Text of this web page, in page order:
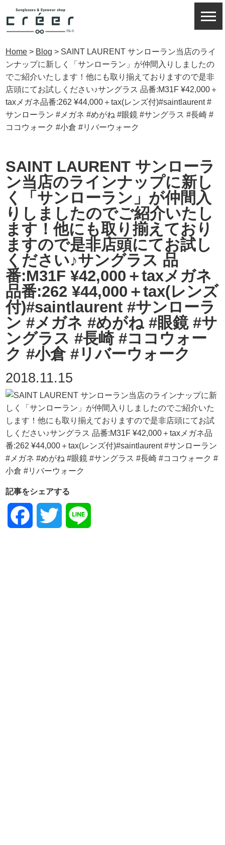
Home > Blog > SAINT LAURENT サンローラン当店のライ
ンナップに新しく「サンローラン」が仲間入りしましたの
でご紹介いたします！他にも取り揃えておりますので是非
店頭にてお試しください♪サングラス 品番:M31F ¥42,000＋
taxメガネ品番:262 ¥44,000＋tax(レンズ付)#saintlaurent #
サンローラン #メガネ #めがね #眼鏡 #サングラス #長崎 #
ココウォーク #小倉 #リバーウォーク
SAINT LAURENT サンローラ
ン当店のラインナップに新し
く「サンローラン」が仲間入
りしましたのでご紹介いたし
ます！他にも取り揃えており
ますので是非店頭にてお試し
ください♪サングラス 品
番:M31F ¥42,000＋taxメガネ
品番:262 ¥44,000＋tax(レンズ
付)#saintlaurent #サンローラ
ン #メガネ #めがね #眼鏡 #サ
ングラス #長崎 #ココウォー
ク #小倉 #リバーウォーク
2018.11.15
記事をシェアする
Facebook Twitter